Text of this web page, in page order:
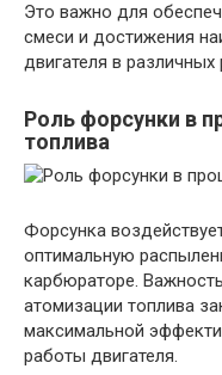
Это важно для
смеси и достижения
двигателя в
Роль форсунки в
топлива
Форсунка
оптимальную
карбюраторе.
атомизации топлива
максимальной
работы двигателя.